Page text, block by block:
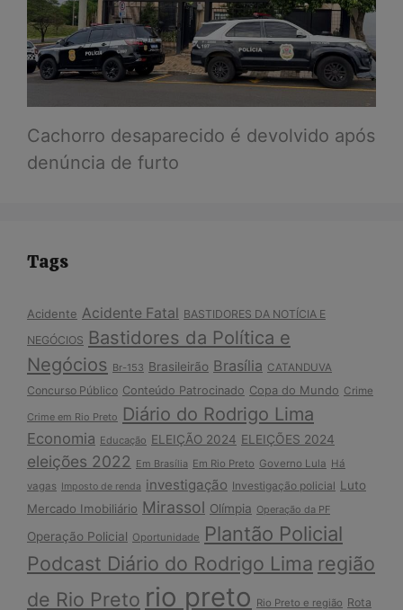
Cachorro desaparecido é devolvido após
denúncia de furto
Tags
Acidente Acidente Fatal BASTIDORES DA NOTÍCIA E
NEGÓCIOS Bastidores da Política e
Negócios Br-153 Brasileirão Brasília CATANDUVA
Concurso Público Conteúdo Patrocinado Copa do Mundo Crime
Crime em Rio Preto Diário do Rodrigo Lima
Economia Educação ELEIÇÃO 2024 ELEIÇÕES 2024
eleições 2022 Em Brasília Em Rio Preto Governo Lula Há
vagas Imposto de renda investigação Investigação policial Luto
Mercado Imobiliário Mirassol Olímpia Operação da PF
Operação Policial Oportunidade Plantão Policial
Podcast Diário do Rodrigo Lima região
de Rio Preto rio preto Rio Preto e região Rota